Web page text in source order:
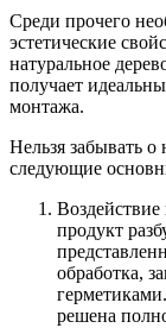
Среди прочего
эстетические
натуральное
получает
монтажа.
Нельзя забывать
следующие
продукт
обработка,
решена